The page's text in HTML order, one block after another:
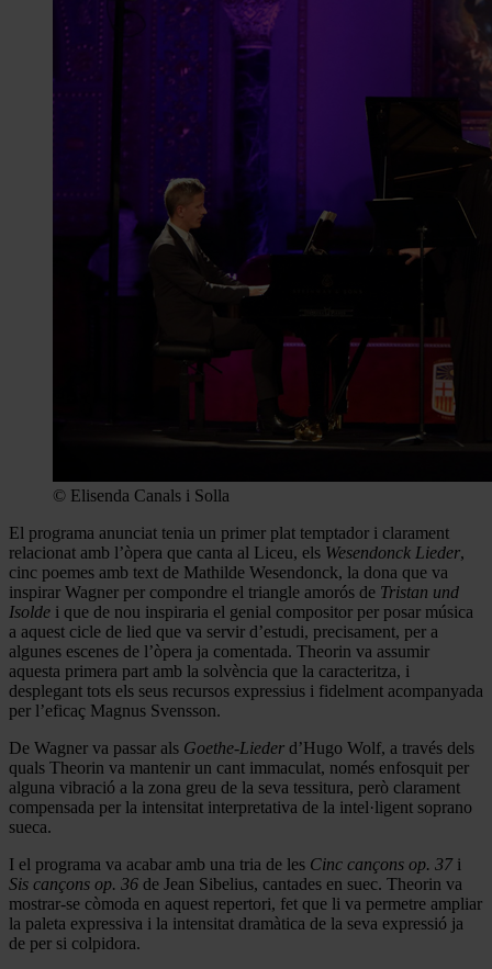
© Elisenda Canals i Solla
El programa anunciat tenia un primer plat temptador i clarament
relacionat amb l’òpera que canta al Liceu, els Wesendonck Lieder,
cinc poemes amb text de Mathilde Wesendonck, la dona que va
inspirar Wagner per compondre el triangle amorós de Tristan und
Isolde i que de nou inspiraria el genial compositor per posar música
a aquest cicle de lied que va servir d’estudi, precisament, per a
algunes escenes de l’òpera ja comentada. Theorin va assumir
aquesta primera part amb la solvència que la caracteritza, i
desplegant tots els seus recursos expressius i fidelment acompanyada
per l’eficaç Magnus Svensson.
De Wagner va passar als Goethe-Lieder d’Hugo Wolf, a través dels
quals Theorin va mantenir un cant immaculat, només enfosquit per
alguna vibració a la zona greu de la seva tessitura, però clarament
compensada per la intensitat interpretativa de la intel·ligent soprano
sueca.
I el programa va acabar amb una tria de les Cinc cançons op. 37i
Sis cançons op. 36 de Jean Sibelius, cantades en suec. Theorin va
mostrar-se còmoda en aquest repertori, fet que li va permetre ampliar
la paleta expressiva i la intensitat dramàtica de la seva expressió ja
de per si colpidora.